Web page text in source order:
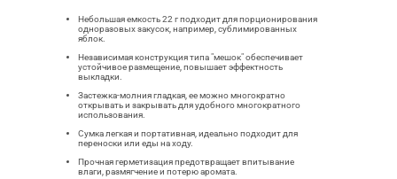
Небольшая емкость 22 г подходит для порционирования
одноразовых закусок, например, сублимированных
яблок.
Независимая конструкция типа "мешок" обеспечивает
устойчивое размещение, повышает эффектность
выкладки.
Застежка-молния гладкая, ее можно многократно
открывать и закрывать для удобного многократного
использования.
Сумка легкая и портативная, идеально подходит для
переноски или еды на ходу.
Прочная герметизация предотвращает впитывание
влаги, размягчение и потерю аромата.